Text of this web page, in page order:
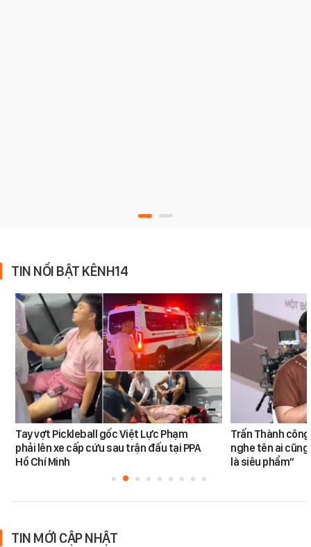
TIN NỔI BẬT KÊNH14
Tay vợt Pickleball gốc Việt Lực Phạm
phải lên xe cấp cứu sau trận đấu tại PPA
Hồ Chí Minh
Trấn Thành
nghe tên ai
là siêu phẩm”
TIN MỚI CẬP NHẬT